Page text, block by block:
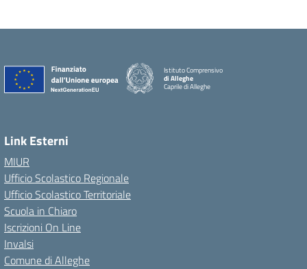
Istituto Comprensivo
di Alleghe
Caprile di Alleghe
Link Esterni
MIUR
Ufficio Scolastico Regionale
Ufficio Scolastico Territoriale
Scuola in Chiaro
Iscrizioni On Line
Invalsi
Comune di Alleghe